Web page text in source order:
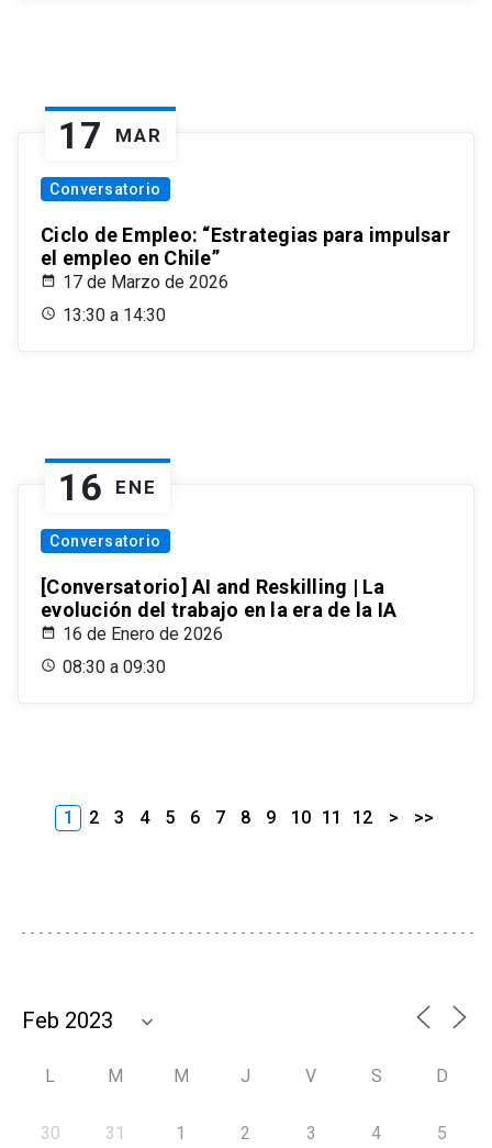
17 MAR
Conversatorio
Ciclo de Empleo: “Estrategias para impulsar
el empleo en Chile”
17 de Marzo de 2026
13:30 a 14:30
16 ENE
Conversatorio
[Conversatorio] AI and Reskilling | La
evolución del trabajo en la era de la IA
16 de Enero de 2026
08:30 a 09:30
1 2 3 4 5 6 7 8 9 10 11 12 > >>
L M M J V S D
30 31 1 2 3 4 5